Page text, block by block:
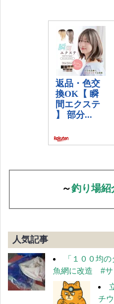
～釣り場紹
人気記事
「１００均
魚網に改造 #サ
チ